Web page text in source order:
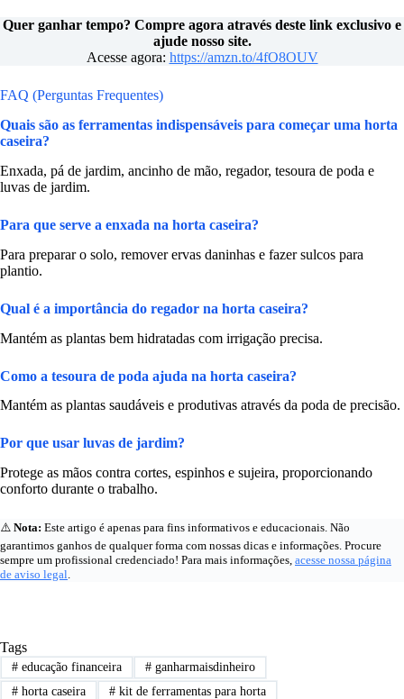
Quer ganhar tempo? Compre agora através deste link exclusivo e
ajude nosso site.
Acesse agora: https://amzn.to/4fO8OUV
FAQ (Perguntas Frequentes)
Quais são as ferramentas indispensáveis para começar uma horta
caseira?
Enxada, pá de jardim, ancinho de mão, regador, tesoura de poda e
luvas de jardim.
Para que serve a enxada na horta caseira?
Para preparar o solo, remover ervas daninhas e fazer sulcos para
plantio.
Qual é a importância do regador na horta caseira?
Mantém as plantas bem hidratadas com irrigação precisa.
Como a tesoura de poda ajuda na horta caseira?
Mantém as plantas saudáveis e produtivas através da poda de precisão.
Por que usar luvas de jardim?
Protege as mãos contra cortes, espinhos e sujeira, proporcionando
conforto durante o trabalho.
⚠️ Nota: Este artigo é apenas para fins informativos e educacionais. Não
garantimos ganhos de qualquer forma com nossas dicas e informações. Procure
sempre um profissional credenciado! Para mais informações, acesse nossa página
de aviso legal.
Tags
#educação financeira #ganharmaisdinheiro
#horta caseira #kit de ferramentas para horta